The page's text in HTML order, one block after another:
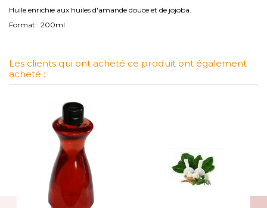
Huile enrichie aux huiles d'amande douce et de jojoba.
Format : 200ml
Les clients qui ont acheté ce produit ont également
acheté :